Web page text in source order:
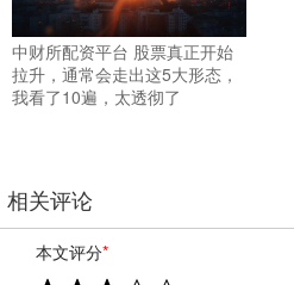
中财所配资平台 股票真正开始
拉升，通常会走出这5大形态，
我看了10遍，太透彻了
相关评论
本文评分*